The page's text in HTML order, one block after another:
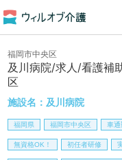
及川病院/求人/看護補
区
施設名： 及川病院
福岡市中央区
福岡県 福岡市中央区 車通
無資格OK！ 初任者研修